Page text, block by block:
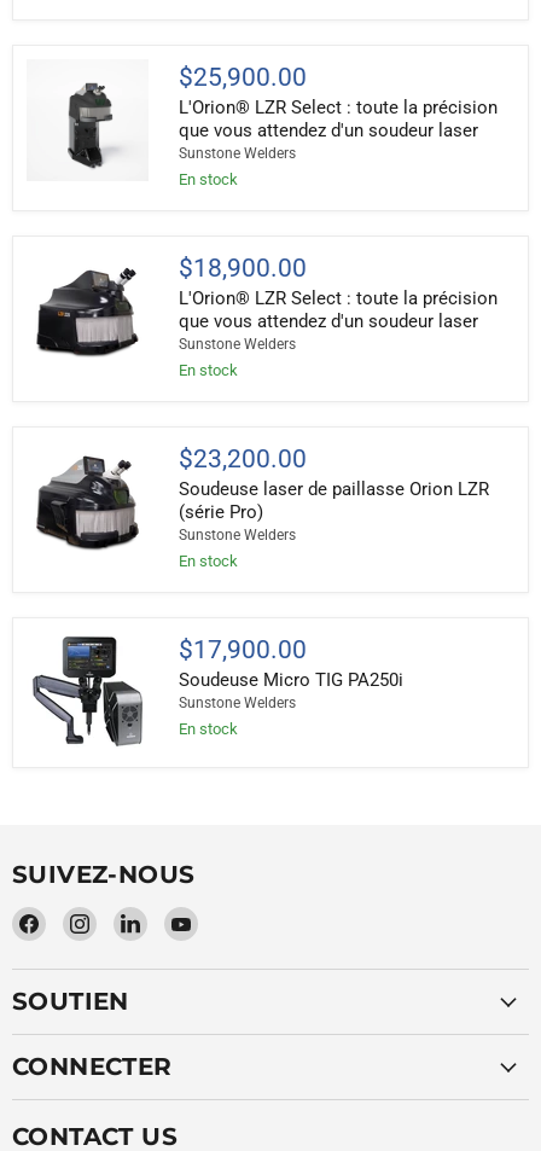
Select :
précision
$25,900.00
L'Orion® LZR Select : toute la précision
que vous attendez d'un soudeur laser
Sunstone Welders
En stock
Select :
toute
la
précision
soudeur
laser
$18,900.00
L'Orion® LZR Select : toute la précision
que vous attendez d'un soudeur laser
Sunstone Welders
En stock
laser
de
paillasse
Orion
$23,200.00
Soudeuse laser de paillasse Orion LZR
(série Pro)
Sunstone Welders
En stock
Soudeuse
Micro
TIG
PA250i
$17,900.00
Soudeuse Micro TIG PA250i
Sunstone Welders
En stock
SUIVEZ-NOUS
Trouvez-
nous
sur
Facebook
Trouvez-
nous
sur
Instagram
Trouvez-
nous
sur
Trouvez-
sur
SOUTIEN
CONNECTER
CONTACT US